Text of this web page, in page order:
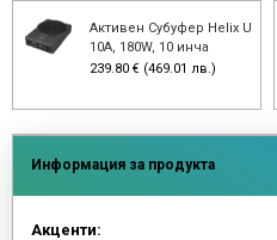
Активен Субуфер Helix U
10A, 180W, 10 инча
239.80 € (469.01 лв.)
Информация за продукта
Акценти: